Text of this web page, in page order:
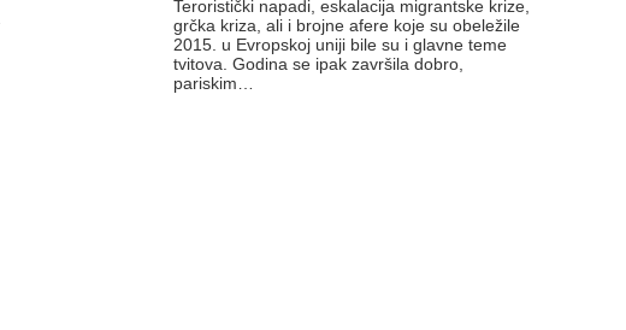
Teroristički napadi, eskalacija migrantske krize,
grčka kriza, ali i brojne afere koje su obeležile
2015. u Evropskoj uniji bile su i glavne teme
tvitova. Godina se ipak završila dobro,
pariskim…